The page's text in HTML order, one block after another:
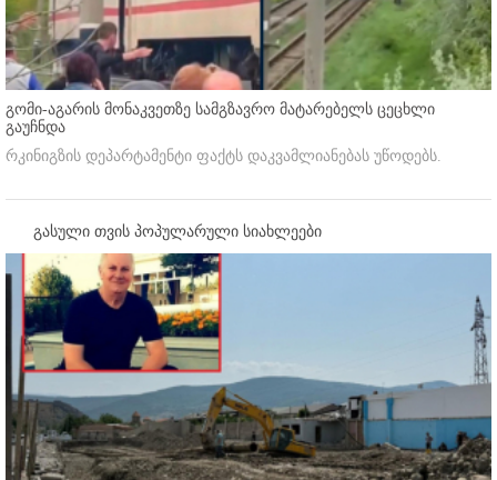
გომი-აგარის მონაკვეთზე სამგზავრო მატარებელს ცეცხლი
გაუჩნდა
რკინიგზის დეპარტამენტი ფაქტს დაკვამლიანებას უწოდებს.
გასული თვის პოპულარული სიახლეები